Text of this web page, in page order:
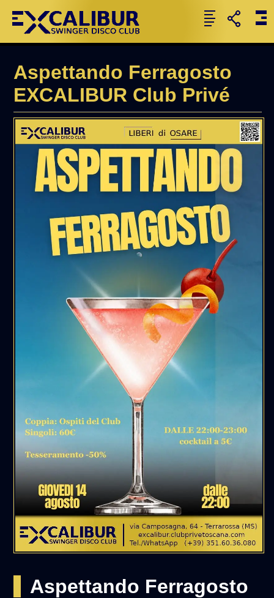
Aspettando Ferragosto
EXCALIBUR Club Privé
Aspettando Ferragosto